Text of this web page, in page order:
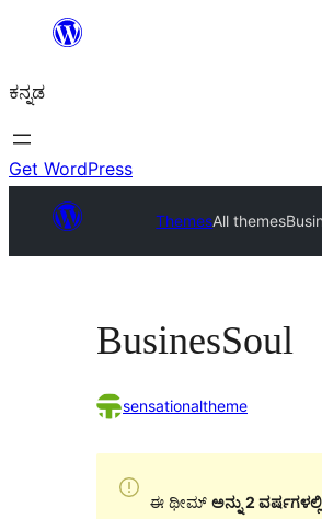
ವಿಷಯಕ್ಕೆ
ಕನ್ನಡ
Get WordPress
ThemesAll themes
BusinesSoul
sensationaltheme
ಈ ಥೀಮ್ ಅನ್ನು 2 ವರ್ಷಗಳಲ್ಲಿ